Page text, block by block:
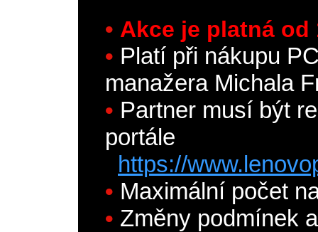
• Akce je platná od
• Platí při nákupu
manažera Michala
• Partner musí být
portále
https://
• Maximální počet
• Změny podmínek